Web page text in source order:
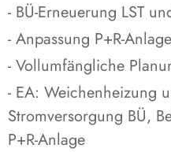
- BÜ-Erneuerung LST
- Anpassung P+R-Anlage
- Vollumfängliche
- EA: Weichenheizung
Stromversorgung BÜ,
P+R-Anlage